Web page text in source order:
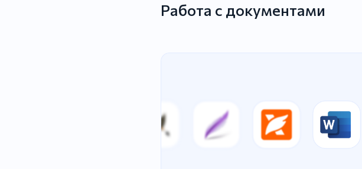
Работа с документами